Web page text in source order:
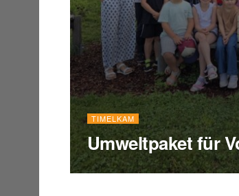
TIMELKAM
Umweltpaket für